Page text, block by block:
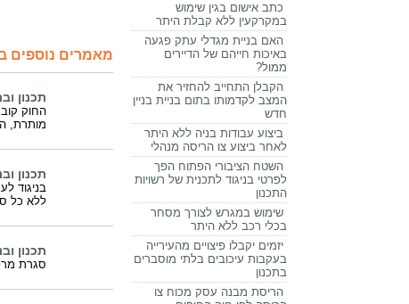
מאמרים נוספים
תכנון
החוק
מותרת,
תכנון
בניגוד
ללא כל
תכנון
סגרת
כתב אישום בגין שימוש
במקרקעין ללא קבלת היתר
האם בניית מגדלי עתק פגעה
באיכות חייהם של הדיירים
ממול?
הקבלן התחייב להחזיר את
המצב לקדמותו בתום בניית בניין
חדש
ביצוע עבודות בניה ללא היתר
לאחר ביצוע צו הריסה מנהלי
השטח הציבורי הפתוח הפך
לפרטי בניגוד לתכנית של רשויות
התכנון
שימוש במגרש לצורך מסחר
בכלי רכב ללא היתר
יזמים יקבלו פיצויים מהעירייה
בעקבות עיכובים בלתי מוסברים
בתכנון
הריסת מבנה עסק מכוח צו